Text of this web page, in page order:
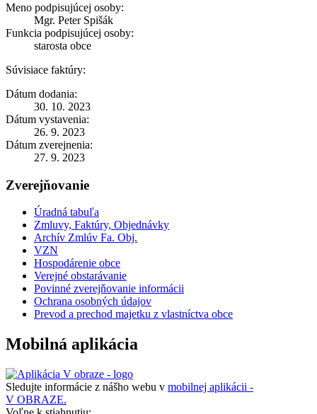
Meno podpisujúcej osoby:
Mgr. Peter Spišák
Funkcia podpisujúcej osoby:
starosta obce
Súvisiace faktúry:
Dátum dodania:
30. 10. 2023
Dátum vystavenia:
26. 9. 2023
Dátum zverejnenia:
27. 9. 2023
Zverejňovanie
Úradná tabuľa
Zmluvy, Faktúry, Objednávky
Archív Zmlúv Fa. Obj.
VZN
Hospodárenie obce
Verejné obstarávanie
Povinné zverejňovanie informácii
Ochrana osobných údajov
Prevod a prechod majetku z vlastníctva obce
Mobilná aplikácia
Sledujte informácie z nášho webu v mobilnej aplikácii -
V OBRAZE.